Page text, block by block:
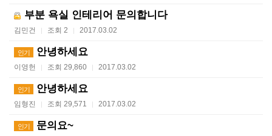
부분 욕실 인테리어 문의합니다
김민건 | 조회 2 | 2017.03.02
인기 안녕하세요
이영헌 | 조회 29,860 | 2017.03.02
인기 안녕하세요
임형진 | 조회 29,571 | 2017.03.02
인기 문의요~